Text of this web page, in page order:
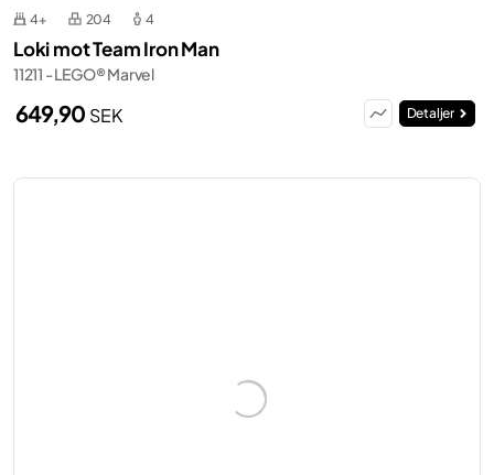
4+ 204 4
Loki mot Team Iron Man
11211 - LEGO® Marvel
649,90 SEK Detaljer